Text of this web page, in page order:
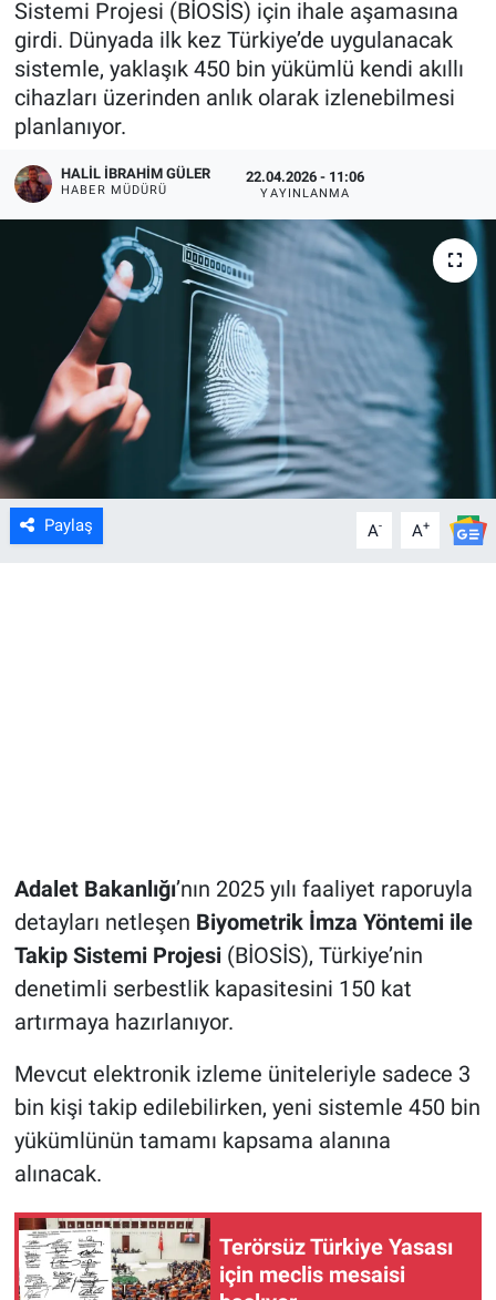
Sistemi Projesi (BİOSİS) için ihale aşamasına
girdi. Dünyada ilk kez Türkiye’de uygulanacak
sistemle, yaklaşık 450 bin yükümlü kendi akıllı
cihazları üzerinden anlık olarak izlenebilmesi
planlanıyor.
HALIL İBRAHIM GÜLER
HABER MÜDÜRÜ
22.04.2026 - 11:06
YAYINLANMA
Paylaş A- A+
Adalet Bakanlığı’nın 2025 yılı faaliyet raporuyla
detayları netleşen Biyometrik İmza Yöntemi ile
Takip Sistemi Projesi(BİOSİS), Türkiye’nin
denetimli serbestlik kapasitesini 150 kat
artırmaya hazırlanıyor.
Mevcut elektronik izleme üniteleriyle sadece 3
bin kişi takip edilebilirken, yeni sistemle 450 bin
yükümlünün tamamı kapsama alanına
alınacak.
Terörsüz Türkiye Yasası
için meclis mesaisi